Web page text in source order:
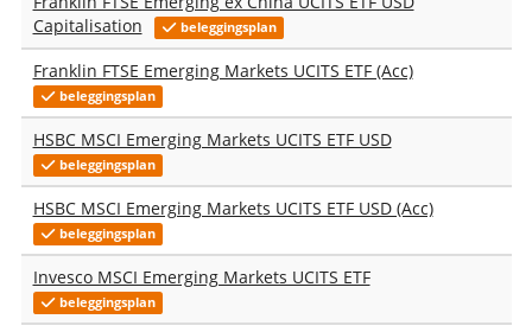
Capitalisation
beleggingsplan
Franklin FTSE Emerging Markets UCITS ETF (Acc)
beleggingsplan
HSBC MSCI Emerging Markets UCITS ETF USD
beleggingsplan
HSBC MSCI Emerging Markets UCITS ETF USD (Acc)
beleggingsplan
Invesco MSCI Emerging Markets UCITS ETF
beleggingsplan